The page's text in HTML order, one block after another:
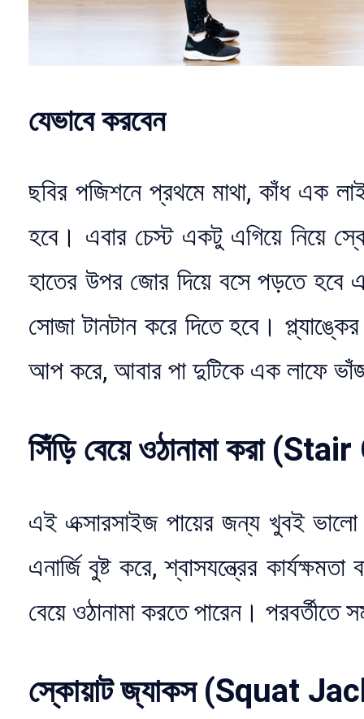
যেভাবে করবেন
ছবির পজিশনে প্রথমে মাথা, কাঁধ এক
হবে। এবার চেস্ট একটু এগিয়ে নিয়ে
হাতের উপর জোর দিয়ে বসে পড়তে হবে
সোজা টানটান করে দিতে হবে।
আপ করে, আবার পা দুটিকে এক লাফে
সিঁড়ি বেয়ে ওঠানামা করা
এই এক্সারসাইজ পায়ের জন্য খুবই
এনার্জি বুষ্ট করে, শ্বাসযন্ত্রের
বেয়ে ওঠানামা করতে পারেন। পরবর্তীতে
স্কোয়াট জ্যাকস (Squat